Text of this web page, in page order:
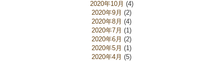
2020年10月 (4)
2020年9月 (2)
2020年8月 (4)
2020年7月 (1)
2020年6月 (2)
2020年5月 (1)
2020年4月 (5)